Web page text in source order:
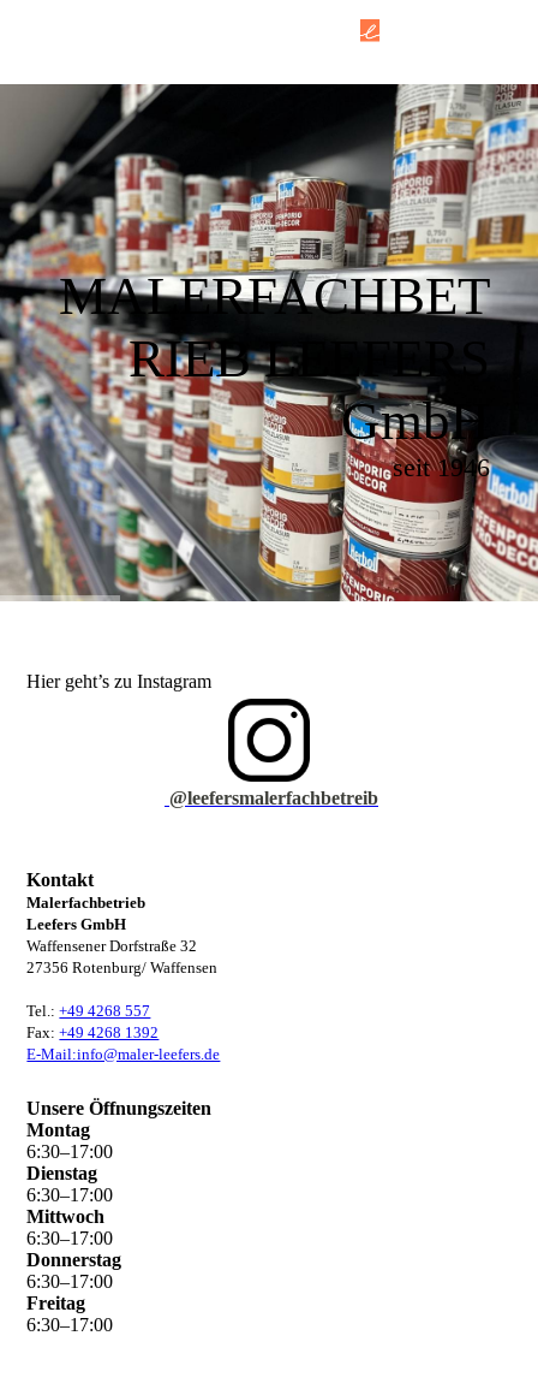
MALERFACHBET
RIEB LEEFERS
GmbH
seit 1946
Hier geht’s zu Instagram
@leefersmalerfachbetreib
Kontakt
Malerfachbetrieb
Leefers GmbH
Waffensener Dorfstraße 32
27356 Rotenburg/ Waffensen
Tel.:+49 4268 557
Fax:+49 4268 1392
E-Mail:info@maler-leefers.de
Unsere Öffnungszeiten
Montag
6:30–17:00
Dienstag
6:30–17:00
Mittwoch
6:30–17:00
Donnerstag
6:30–17:00
Freitag
6:30–17:00